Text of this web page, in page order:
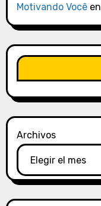
Motivando Vocêen
Archivos